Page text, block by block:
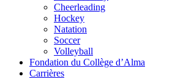
Cheerleading
Hockey
Natation
Soccer
Volleyball
Fondation du Collège d’Alma
Carrières